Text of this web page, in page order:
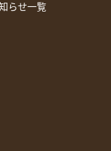
らせ一覧